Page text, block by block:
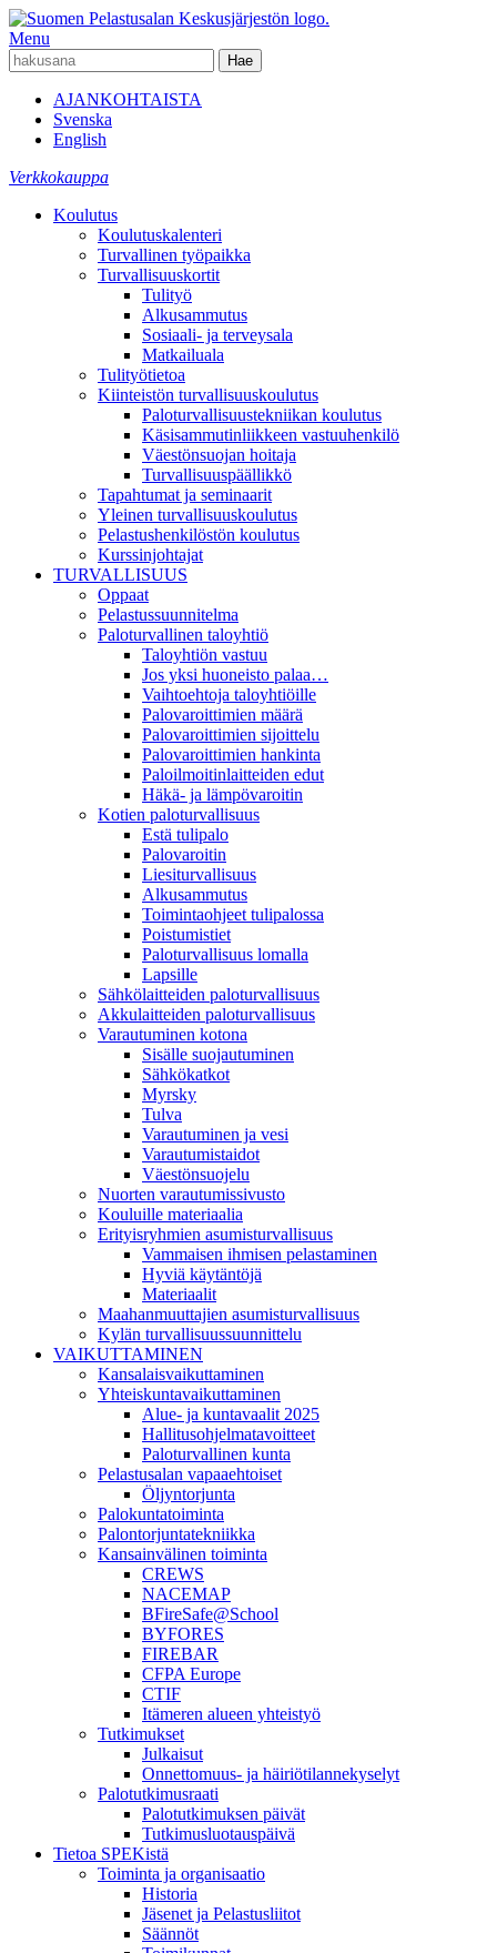
Menu
AJANKOHTAISTA
Svenska
English
Verkkokauppa
Koulutus
Koulutuskalenteri
Turvallinen työpaikka
Turvallisuuskortit
Tulityö
Alkusammutus
Sosiaali- ja terveysala
Matkailuala
Tulityötietoa
Kiinteistön turvallisuuskoulutus
Paloturvallisuustekniikan koulutus
Käsisammutinliikkeen vastuuhenkilö
Väestönsuojan hoitaja
Turvallisuuspäällikkö
Tapahtumat ja seminaarit
Yleinen turvallisuuskoulutus
Pelastushenkilöstön koulutus
Kurssinjohtajat
TURVALLISUUS
Oppaat
Pelastussuunnitelma
Paloturvallinen taloyhtiö
Taloyhtiön vastuu
Jos yksi huoneisto palaa…
Vaihtoehtoja taloyhtiöille
Palovaroittimien määrä
Palovaroittimien sijoittelu
Palovaroittimien hankinta
Paloilmoitinlaitteiden edut
Häkä- ja lämpövaroitin
Kotien paloturvallisuus
Estä tulipalo
Palovaroitin
Liesiturvallisuus
Alkusammutus
Toimintaohjeet tulipalossa
Poistumistiet
Paloturvallisuus lomalla
Lapsille
Sähkölaitteiden paloturvallisuus
Akkulaitteiden paloturvallisuus
Varautuminen kotona
Sisälle suojautuminen
Sähkökatkot
Myrsky
Tulva
Varautuminen ja vesi
Varautumistaidot
Väestönsuojelu
Nuorten varautumissivusto
Kouluille materiaalia
Erityisryhmien asumisturvallisuus
Vammaisen ihmisen pelastaminen
Hyviä käytäntöjä
Materiaalit
Maahanmuuttajien asumisturvallisuus
Kylän turvallisuussuunnittelu
VAIKUTTAMINEN
Kansalaisvaikuttaminen
Yhteiskuntavaikuttaminen
Alue- ja kuntavaalit 2025
Hallitusohjelmatavoitteet
Paloturvallinen kunta
Pelastusalan vapaaehtoiset
Öljyntorjunta
Palokuntatoiminta
Palontorjuntatekniikka
Kansainvälinen toiminta
CREWS
NACEMAP
BFireSafe@School
BYFORES
FIREBAR
CFPA Europe
CTIF
Itämeren alueen yhteistyö
Tutkimukset
Julkaisut
Onnettomuus- ja häiriötilannekyselyt
Palotutkimusraati
Palotutkimuksen päivät
Tutkimusluotauspäivä
Tietoa SPEKistä
Toiminta ja organisaatio
Historia
Jäsenet ja Pelastusliitot
Säännöt